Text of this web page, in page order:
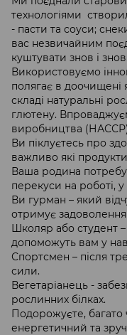
технологіями
- пасти та соуси;
вас незвичайним
куштувати знов і знов.
Використовуємо
полягає в доочищені
складі натуральні
глютену.
виробництва
Ви піклуєтесь про
важливо які
Ваша родина
перекуси на роботі, у
Ви гурман – який
отримує задоволення
Школяр або студент
допоможуть вам у
Спортсмен – після
сили.
Вегетаріанець -
рослинних білках.
Подорожуєте, багато
енергетичний та